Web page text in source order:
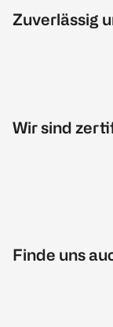
Zuverlässig
Wir sind
Finde uns